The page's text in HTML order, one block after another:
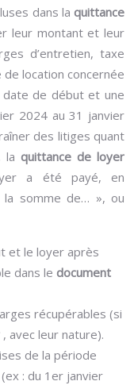
dans la quittance
leur montant et leur
d’entretien, taxe
location concernée
de début et une
2024 au 31 janvier
des litiges quant
la quittance de loyer
a été payé, en
la somme de… », ou
et le loyer après
dans le document
récupérables (si
, avec leur nature).
de la période
(ex : du 1er janvier